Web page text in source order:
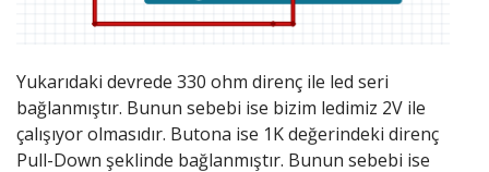
Yukarıdaki devrede 330 ohm direnç ile led seri
bağlanmıştır. Bunun sebebi ise bizim ledimiz 2V ile
çalışıyor olmasıdır. Butona ise 1K değerindeki direnç
Pull-Down şeklinde bağlanmıştır. Bunun sebebi ise